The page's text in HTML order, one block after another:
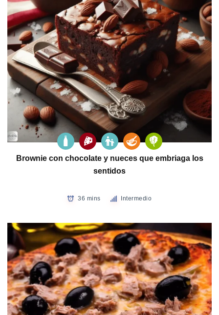
Brownie con chocolate y nueces que embriaga los
sentidos
36 mins Intermedio